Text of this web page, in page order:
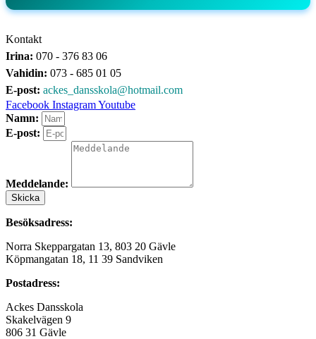
Kontakt
Irina: 070 - 376 83 06
Vahidin: 073 - 685 01 05
E-post: ackes_dansskola@hotmail.com
Facebook InstagramYoutube
Namn:
E-post:
Meddelande:
Skicka
Besöksadress:
Norra Skeppargatan 13, 803 20 Gävle
Köpmangatan 18, 11 39 Sandviken
Postadress:
Ackes Dansskola
Skakelvägen 9
806 31 Gävle